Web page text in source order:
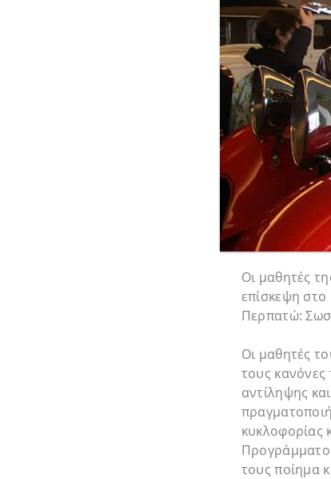
Οι μαθητές
επίσκεψη
Περπατώ:
Οι μαθητές
τους κανόνες
αντίληψης
κυκλοφορίας
τους ποίημα